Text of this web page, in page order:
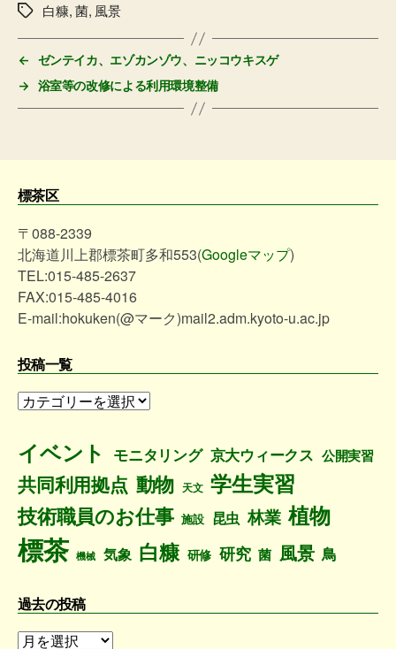
タ
白糠,菌, 風景
←
ゼンテイカ、エゾカンゾウ、ニッコウキスゲ
→
浴室等の改修による利用環境整備
標茶区
〒088-2339
北海道川上郡標茶町多和553(Googleマップ)
TEL:015-485-2637
FAX:015-485-4016
E-mail:hokuken(@マーク)mail2.adm.kyoto-u.ac.jp
投稿一覧
投
覧
イベント モニタリング 京大ウィークス 公開実習
共同利用拠点 動物 天文 学生実習
技術職員のお仕事 施設 昆虫 林業 植物
標茶 機械 気象 白糠 研修 研究 菌 風景 鳥
過去の投稿
過